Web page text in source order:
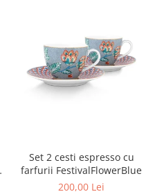
Set 2 cesti espresso cu
farfurii FestivalFlowerBlue
200,00 Lei